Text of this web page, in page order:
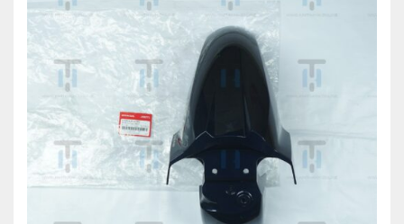
Không có sản phẩm nào trong giỏ hàng